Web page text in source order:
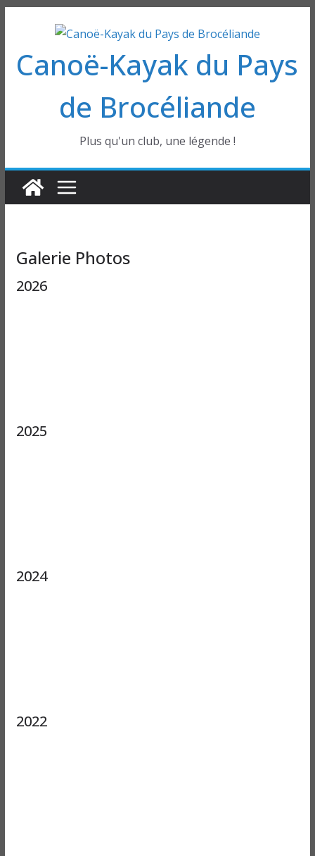
contenu
Canoë-Kayak du Pays
de Brocéliande
Plus qu'un club, une légende !
Galerie Photos
2026
2025
2024
2022